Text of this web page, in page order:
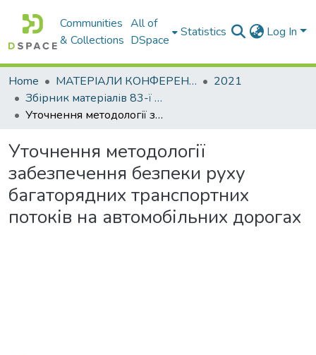
Communities
& Collections
All of
DSpace
Statistics Log In
Home МАТЕРІАЛИ КОНФЕРЕНЦІЙ
2021
Збірник матеріалів 83-ї Міжнародної студентської наукової конференції. Секція «Організація і безпека дорожнього руху»
Уточнення методології забезпечення безпеки руху багаторядних транспортних потоків на автомобільних дорогах
Уточнення методології
забезпечення безпеки руху
багаторядних транспортних
потоків на автомобільних дорогах